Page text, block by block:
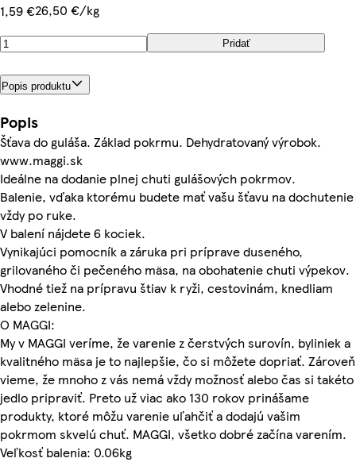
1,59 €26,50 €/kg
Pridať
Popis produktu
Popis
Šťava do guláša. Základ pokrmu. Dehydratovaný výrobok.
www.maggi.sk
Ideálne na dodanie plnej chuti gulášových pokrmov.
Balenie, vďaka ktorému budete mať vašu šťavu na dochutenie
vždy po ruke.
V balení nájdete 6 kociek.
Vynikajúci pomocník a záruka pri príprave duseného,
grilovaného či pečeného mäsa, na obohatenie chuti výpekov.
Vhodné tiež na prípravu štiav k ryži, cestovinám, knedliam
alebo zelenine.
O MAGGI:
My v MAGGI veríme, že varenie z čerstvých surovín, byliniek a
kvalitného mäsa je to najlepšie, čo si môžete dopriať. Zároveň
vieme, že mnoho z vás nemá vždy možnosť alebo čas si takéto
jedlo pripraviť. Preto už viac ako 130 rokov prinášame
produkty, ktoré môžu varenie uľahčiť a dodajú vašim
pokrmom skvelú chuť. MAGGI, všetko dobré začína varením.
Veľkosť balenia: 0.06kg